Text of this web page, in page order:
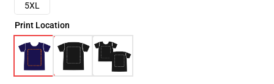
5XL
Print Location